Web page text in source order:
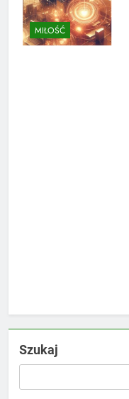
MIŁOŚĆ
Szukaj